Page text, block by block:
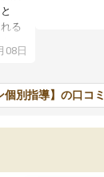
る
科
れる
で
と
08日
また受験の
ツーマン指
しいオリジ
個別指導】の口コ